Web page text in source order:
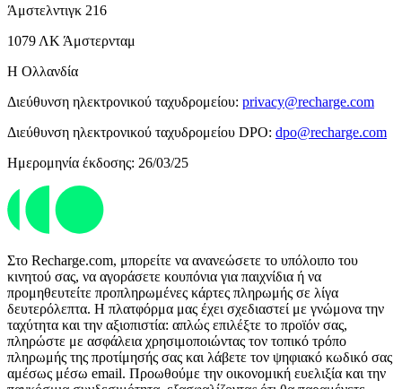
Άμστελντιγκ 216
1079 ΛΚ Άμστερνταμ
Η Ολλανδία
Διεύθυνση ηλεκτρονικού ταχυδρομείου: privacy@recharge.com
Διεύθυνση ηλεκτρονικού ταχυδρομείου DPO: dpo@recharge.com
Ημερομηνία έκδοσης: 26/03/25
Στο Recharge.com, μπορείτε να ανανεώσετε το υπόλοιπο του
κινητού σας, να αγοράσετε κουπόνια για παιχνίδια ή να
προμηθευτείτε προπληρωμένες κάρτες πληρωμής σε λίγα
δευτερόλεπτα. Η πλατφόρμα μας έχει σχεδιαστεί με γνώμονα την
ταχύτητα και την αξιοπιστία: απλώς επιλέξτε το προϊόν σας,
πληρώστε με ασφάλεια χρησιμοποιώντας τον τοπικό τρόπο
πληρωμής της προτίμησής σας και λάβετε τον ψηφιακό κωδικό σας
αμέσως μέσω email. Προωθούμε την οικονομική ευελιξία και την